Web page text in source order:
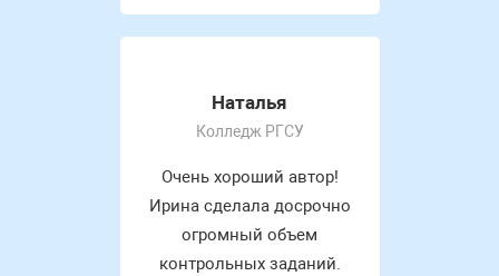
Наталья
Колледж РГСУ
Очень хороший автор!
Ирина сделала досрочно
огромный объем
контрольных заданий.